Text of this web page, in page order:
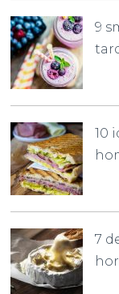
9
10
7